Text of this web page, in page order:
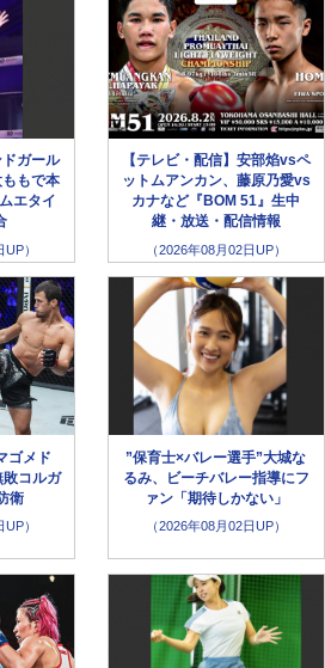
ガール
もで本
エタイ
）
【テレビ・配信】安部焰vsペ
ットムアンカン、藤原乃愛vs
カナなど『BOM 51』生中
継・放送・配信情報
（2026年08月02日UP）
ゴメド
コルガ
衛
）
”保育士×バレー選手”大城な
るみ、ビーチバレー指導にフ
ァン「期待しかない」
（2026年08月02日UP）